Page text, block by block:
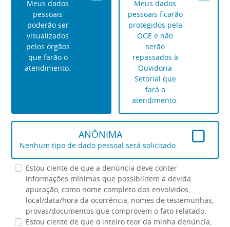
Meus dados
pessoais
poderão ser
visualizados
pelos órgãos
que farão o
atendimento.
Meus dados
pessoais ficarão
protegidos pela
OGE e não
serão
repassados à
Ouvidoria
Setorial que
fará o
atendimento.
ANÔNIMA
Nenhum tipo de dado pessoal será solicitado.
Estou ciente de que a denúncia deve conter
informações mínimas que possibilitem a devida
apuração, como nome completo dos envolvidos,
local/data/hora da ocorrência, nomes de testemunhas,
provas/documentos que comprovem o fato relatado.
Estou ciente de que o inteiro teor da minha denúncia,